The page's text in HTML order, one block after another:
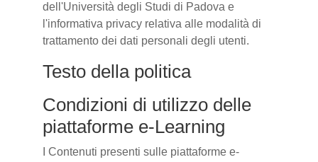
dell'Università degli Studi di Padova e
l'informativa privacy relativa alle modalità di
trattamento dei dati personali degli utenti.
Testo della politica
Condizioni di utilizzo delle
piattaforme e-Learning
I Contenuti presenti sulle piattaforme e-